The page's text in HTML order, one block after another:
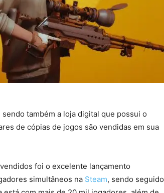
também a loja digital que possui o
de cópias de jogos são vendidas em sua
foi o excelente lançamento
simultâneos na Steam, sendo seguido